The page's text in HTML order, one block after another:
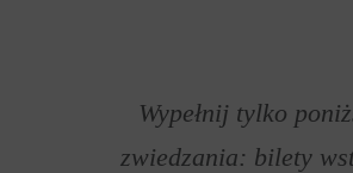
Wypełnij tylko
zwiedzania: bilety